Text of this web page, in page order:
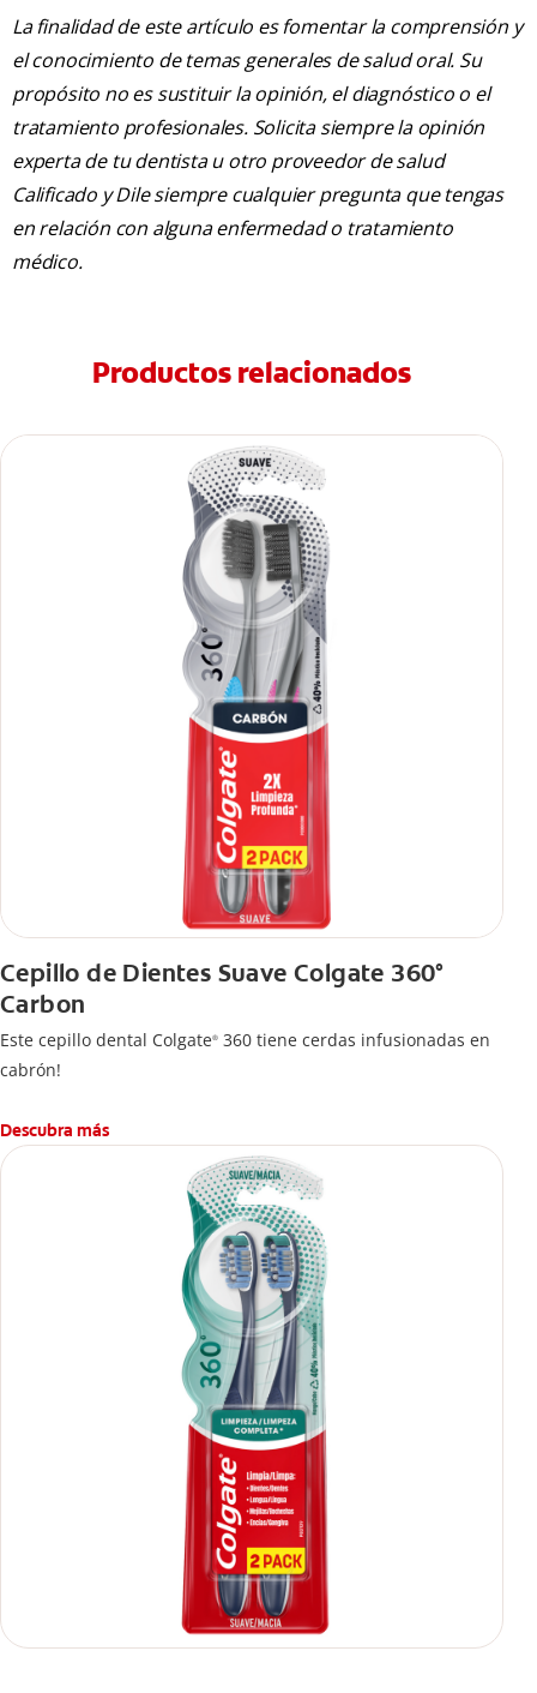
La finalidad de este artículo es fomentar la comprensión y
el conocimiento de temas generales de salud oral. Su
propósito no es sustituir la opinión, el diagnóstico o el
tratamiento profesionales. Solicita siempre la opinión
experta de tu dentista u otro proveedor de salud
Calificado y Dile siempre cualquier pregunta que tengas
en relación con alguna enfermedad o tratamiento
médico.
Productos relacionados
Cepillo de Dientes Suave Colgate 360°
Carbon
Este cepillo dental Colgate® 360 tiene cerdas infusionadas en
cabrón!
Descubra más